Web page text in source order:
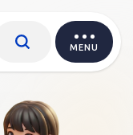
MENU